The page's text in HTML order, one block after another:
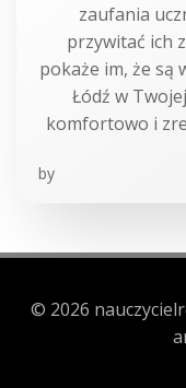
zaufania
przywitać ich
pokaże im, że są
Łódź w
komfortowo i
by
© 2026